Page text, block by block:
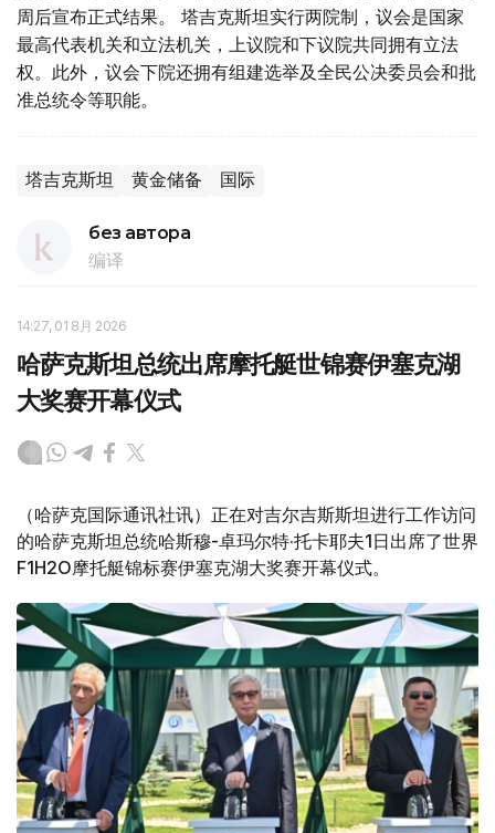
周后宣布正式结果。 塔吉克斯坦实行两院制，议会是国家
最高代表机关和立法机关，上议院和下议院共同拥有立法
权。此外，议会下院还拥有组建选举及全民公决委员会和批
准总统令等职能。
塔吉克斯坦 黄金储备 国际
без автора
编译
14:27, 01 8月 2026
哈萨克斯坦总统出席摩托艇世锦赛伊塞克湖
大奖赛开幕仪式
（哈萨克国际通讯社讯）正在对吉尔吉斯斯坦进行工作访问
的哈萨克斯坦总统哈斯穆-卓玛尔特·托卡耶夫1日出席了世界
F1H2O摩托艇锦标赛伊塞克湖大奖赛开幕仪式。